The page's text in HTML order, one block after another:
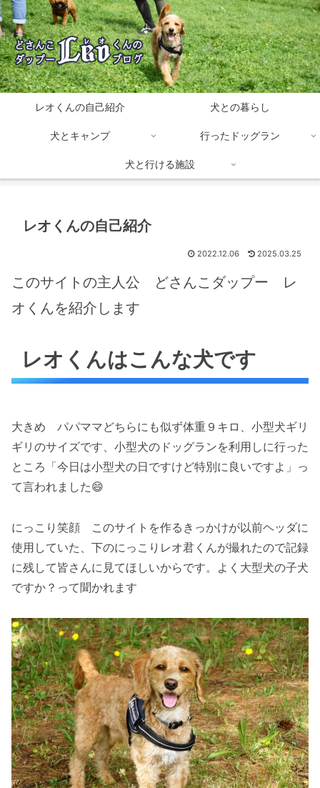
レオくんの自己紹介 犬との暮らし
犬とキャンプ 行ったドッグラン
犬と行ける施設
レオくんの自己紹介
2022.12.06 2025.03.25
このサイトの主人公 どさんこダップー レ
オくんを紹介します
レオくんはこんな犬です
大きめ パパママどちらにも似ず体重９キロ、小型犬ギリ
ギリのサイズです、小型犬のドッグランを利用しに行った
ところ「今日は小型犬の日ですけど特別に良いですよ」っ
て言われました😄
にっこり笑顔 このサイトを作るきっかけが以前ヘッダに
使用していた、下のにっこりレオ君くんが撮れたので記録
に残して皆さんに見てほしいからです。よく大型犬の子犬
ですか？って聞かれます